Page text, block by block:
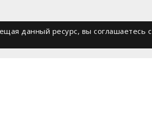
данный ресурс, вы соглашаетесь c